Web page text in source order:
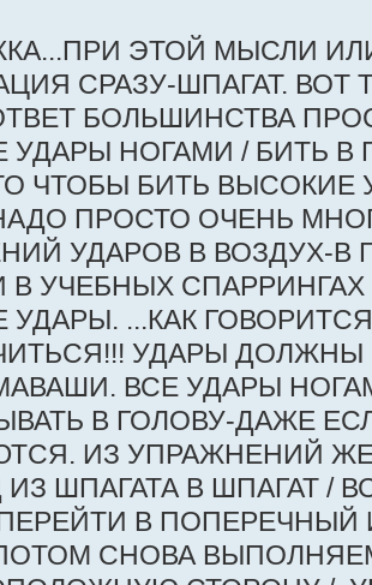
ЭТОЙ МЫСЛИ
СРАЗУ-ШПАГАТ. ВОТ
БОЛЬШИНСТВА
УДАРЫ НОГАМИ / БИТЬ В
ЧТОБЫ БИТЬ ВЫСОКИЕ
ПРОСТО ОЧЕНЬ
УДАРОВ В ВОЗДУХ-В
В УЧЕБНЫХ
УДАРЫ. ...КАК
УДАРЫ ДОЛЖНЫ
ВСЕ УДАРЫ
В ГОЛОВУ-ДАЖЕ
ИЗ УПРАЖНЕНИЙ
ШПАГАТА В ШПАГАТ /
В ПОПЕРЕЧНЫЙ
СНОВА